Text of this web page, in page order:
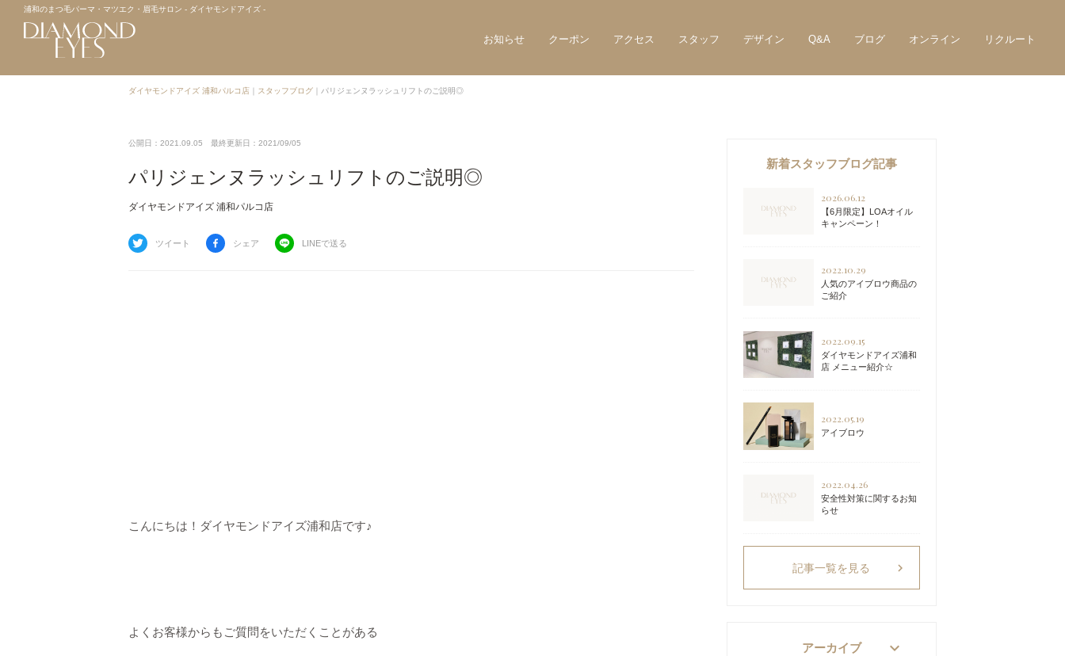
浦和のまつ毛パーマ・マツエク・眉毛サロン - ダイヤモンドアイズ -
お知らせ クーポン アクセス スタッフ デザイン Q&A ブログ オンライン リクルート
ダイヤモンドアイズ 浦和パルコ店 スタッフブログ パリジェンヌラッシュリフトのご説明◎
公開日：2021.09.05 最終更新日：2021/09/05
パリジェンヌラッシュリフトのご説明◎
ダイヤモンドアイズ 浦和パルコ店
ツイート シェア LINEで送る
こんにちは！ダイヤモンドアイズ浦和店です♪
よくお客様からもご質問をいただくことがある
新着スタッフブログ記事
2026.06.12
【6月限定】LOAオイル
キャンペーン！
2022.10.29
人気のアイブロウ商品の
ご紹介
2022.09.15
ダイヤモンドアイズ浦和
店 メニュー紹介☆
2022.05.19
アイブロウ
2022.04.26
安全性対策に関するお知
らせ
記事一覧を見る chevron_right
アーカイブ keyboard_arrow_down